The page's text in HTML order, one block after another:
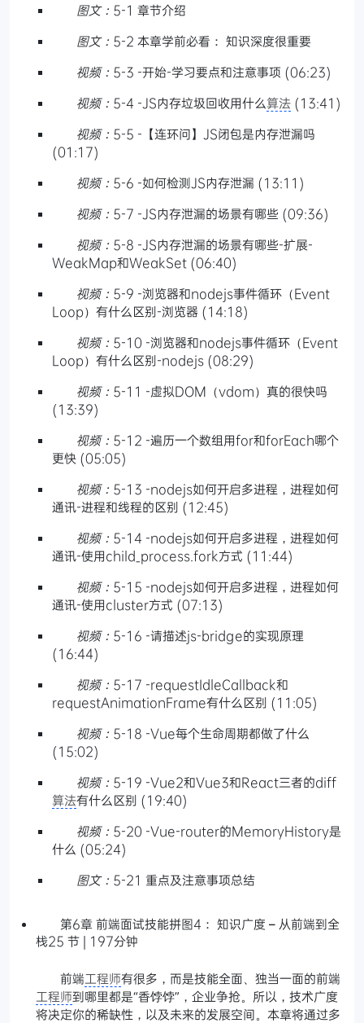
图文： 5-1 章节介绍
图文： 5-2 本章学前必看： 知识深度很重要
视频： 5-3 -开始-学习要点和注意事项 (06:23)
视频： 5-4 -JS内存垃圾回收用什么算法 (13:41)
视频： 5-5 -【连环问】JS闭包是内存泄漏吗
(01:17)
视频： 5-6 -如何检测JS内存泄漏 (13:11)
视频： 5-7 -JS内存泄漏的场景有哪些 (09:36)
视频： 5-8 -JS内存泄漏的场景有哪些-扩展-
WeakMap和WeakSet (06:40)
视频： 5-9 -浏览器和nodejs事件循环（Event
Loop）有什么区别-浏览器 (14:18)
视频： 5-10 -浏览器和nodejs事件循环（Event
Loop）有什么区别-nodejs (08:29)
视频： 5-11 -虚拟DOM（vdom）真的很快吗
(13:39)
视频： 5-12 -遍历一个数组用for和forEach哪个
更快 (05:05)
视频： 5-13 -nodejs如何开启多进程，进程如何
通讯-进程和线程的区别 (12:45)
视频： 5-14 -nodejs如何开启多进程，进程如何
通讯-使用child_process.fork方式 (11:44)
视频： 5-15 -nodejs如何开启多进程，进程如何
通讯-使用cluster方式 (07:13)
视频： 5-16 -请描述js-bridge的实现原理
(16:44)
视频： 5-17 -requestIdleCallback和
requestAnimationFrame有什么区别 (11:05)
视频： 5-18 -Vue每个生命周期都做了什么
(15:02)
视频： 5-19 -Vue2和Vue3和React三者的diff
算法有什么区别 (19:40)
视频： 5-20 -Vue-router的MemoryHistory是
什么 (05:24)
图文： 5-21 重点及注意事项总结
第6章 前端面试技能拼图4： 知识广度 – 从前端到全
栈25 节 | 197分钟
前端工程师有很多，而是技能全面、独当一面的前端
工程师到哪里都是“香饽饽”，企业争抢。所以，技术广度
将决定你的稀缺性，以及未来的发展空间。本章将通过多